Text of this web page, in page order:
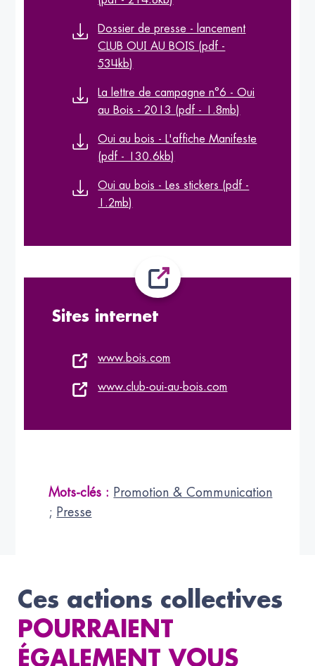
Dossier de presse - lancement
CLUB OUI AU BOIS (pdf -
534kb)
La lettre de campagne n°6 - Oui
au Bois - 2013 (pdf - 1.8mb)
Oui au bois - L'affiche Manifeste
(pdf - 130.6kb)
Oui au bois - Les stickers (pdf -
1.2mb)
Sites internet
www.bois.com
www.club-oui-au-bois.com
Mots-clés : Promotion & Communication
; Presse
Ces actions collectives
POURRAIENT
ÉGALEMENT VOUS